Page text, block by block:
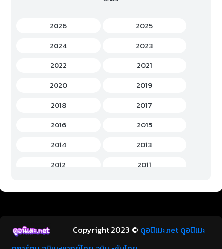
Game (เกม)
Gourmet (อาหาร)
Hentai (เฮ็นไต)
History (ประวัติศาสตร์)
Horror (สยองขวัญ)
Idols Female (ไอดอล หญิง)
Idols Male (ไอดอล ชาย)
Music (เพลง)
2026
2025
2024
2023
2022
2021
2020
2019
2018
2017
2016
2015
2014
2013
2012
2011
2005
2004
2003
Copyright 2023 © ดูอนิเมะ.net ดูอนิเมะ